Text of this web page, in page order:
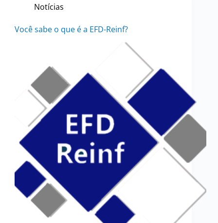
Notícias
Você sabe o que é a EFD-Reinf?